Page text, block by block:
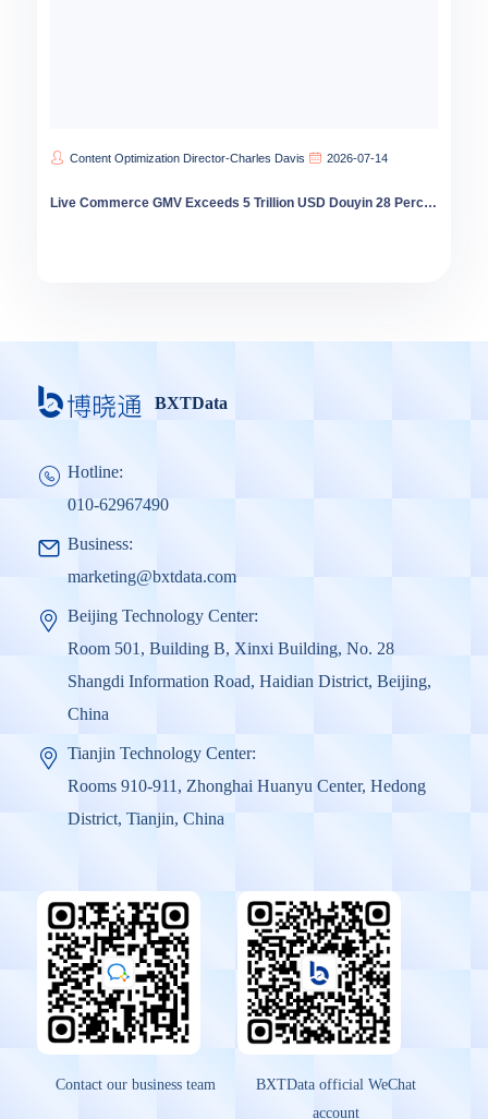
Content Optimization Director-Charles Davis 2026-07-14
Live Commerce GMV Exceeds 5 Trillion USD Douyin 28 Percent Share First Time
BXTData
Hotline:
010-62967490
Business:
marketing@bxtdata.com
Beijing Technology Center:
Room 501, Building B, Xinxi Building, No. 28
Shangdi Information Road, Haidian District, Beijing,
China
Tianjin Technology Center:
Rooms 910-911, Zhonghai Huanyu Center, Hedong
District, Tianjin, China
Contact our business team
BXTData official WeChat
account